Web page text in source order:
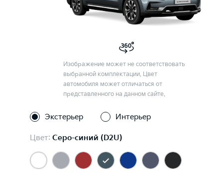
Изображение может не соответствовать
выбранной комплектации. Цвет
автомобиля может отличаться от
представленного на данном сайте.
Экстерьер Интерьер
Цвет: Серо-синий (D2U)